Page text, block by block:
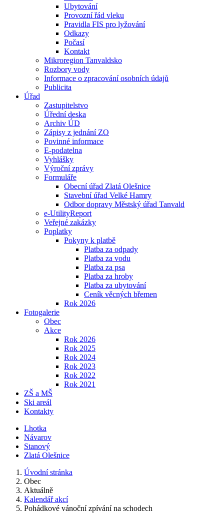
Ubytování
Provozní řád vleku
Pravidla FIS pro lyžování
Odkazy
Počasí
Kontakt
Mikroregion Tanvaldsko
Rozbory vody
Informace o zpracování osobních údajů
Publicita
Úřad
Zastupitelstvo
Úřední deska
Archiv ÚD
Zápisy z jednání ZO
Povinné informace
E-podatelna
Vyhlášky
Výroční zprávy
Formuláře
Obecní úřad Zlatá Olešnice
Stavební úřad Velké Hamry
Odbor dopravy Městský úřad Tanvald
e-UtilityReport
Veřejné zakázky
Poplatky
Pokyny k platbě
Platba za odpady
Platba za vodu
Platba za psa
Platba za hroby
Platba za ubytování
Ceník věcných břemen
Rok 2026
Fotogalerie
Obec
Akce
Rok 2026
Rok 2025
Rok 2024
Rok 2023
Rok 2022
Rok 2021
ZŠ a MŠ
Ski areál
Kontakty
Lhotka
Návarov
Stanový
Zlatá Olešnice
Úvodní stránka
Obec
Aktuálně
Kalendář akcí
Pohádkové vánoční zpívání na schodech